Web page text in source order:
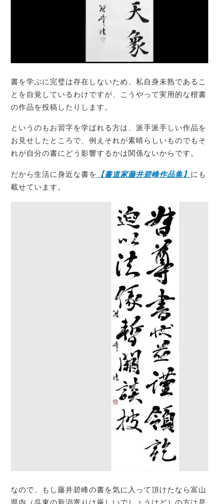
書を学ぶに完璧は存在しないため、私自身未熟であるこ
とを自覚しているわけですが、こうやって実用的な楷書
の作品を投稿したりします。
というのもお習字を学ばれる方は、派手派手しい作品を
お見せしたところで、例えそれが素晴らしいものでもそ
れが自分の書にどう影響するかは関係ないからです。
だから生活に身近な書を 【書道家藤井碧峰作品集】 にも
載せています。
なので、もし藤井碧峰の書を気に入って頂けたなら富山
県内（呉東の新潟寄りは厳しいでしょうけど）の方は是